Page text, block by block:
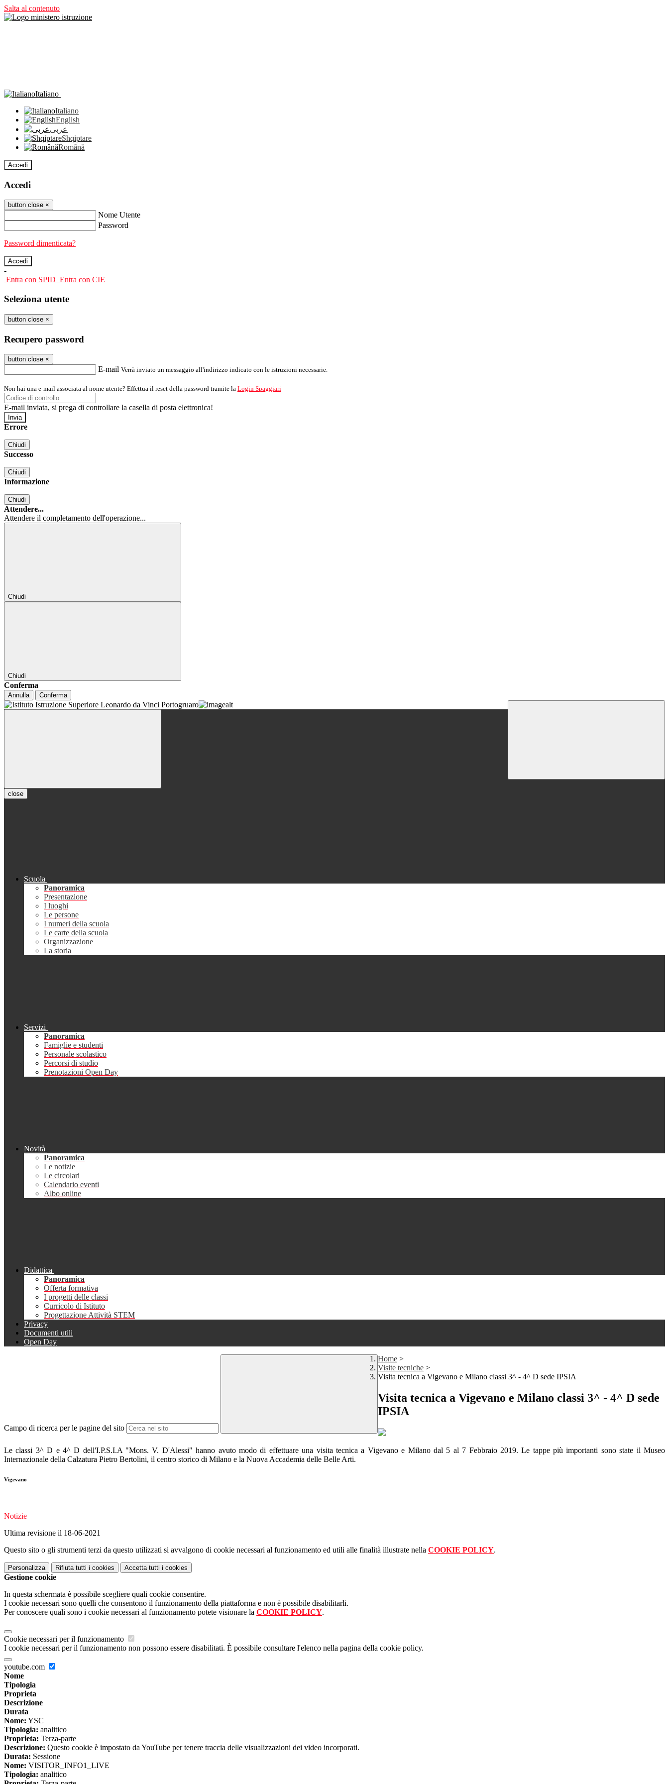
Salta al contenuto
Italiano
Italiano
English
عربى
Shqiptare
Română
Accedi
Accedi
button close ×
Nome Utente
Password
Password dimenticata?
-
Entra con SPID Entra con CIE
Seleziona utente
button close ×
Recupero password
button close ×
E-mail Verrà inviato un messaggio all'indirizzo indicato con le istruzioni necessarie.
Non hai una e-mail associata al nome utente? Effettua il reset della password tramite la Login Spaggiari
E-mail inviata, si prega di controllare la casella di posta elettronica!
Errore
Chiudi
Successo
Chiudi
Informazione
Chiudi
Attendere...
Attendere il completamento dell'operazione...
Chiudi
Chiudi
Conferma
Annulla Conferma
close
Scuola
Panoramica
Presentazione
I luoghi
Le persone
I numeri della scuola
Le carte della scuola
Organizzazione
La storia
Servizi
Panoramica
Famiglie e studenti
Personale scolastico
Percorsi di studio
Prenotazioni Open Day
Novità
Panoramica
Le notizie
Le circolari
Calendario eventi
Albo online
Didattica
Panoramica
Offerta formativa
I progetti delle classi
Curricolo di Istituto
Progettazione Attività STEM
Privacy
Documenti utili
Open Day
Campo di ricerca per le pagine del sito
Home >
Visite tecniche >
Visita tecnica a Vigevano e Milano classi 3^ - 4^ D sede IPSIA
Visita tecnica a Vigevano e Milano classi 3^ - 4^ D sede
IPSIA
Le classi 3^ D e 4^ D dell'I.P.S.I.A "Mons. V. D'Alessi" hanno avuto modo di effettuare una visita tecnica a Vigevano e Milano dal 5 al 7 Febbraio 2019. Le tappe più importanti sono state il Museo
Internazionale della Calzatura Pietro Bertolini, il centro storico di Milano e la Nuova Accademia delle Belle Arti.
Vigevano
Notizie
Ultima revisione il 18-06-2021
Questo sito o gli strumenti terzi da questo utilizzati si avvalgono di cookie necessari al funzionamento ed utili alle finalità illustrate nella COOKIE POLICY.
Personalizza Rifiuta tutti i cookies Accetta tutti i cookies
Gestione cookie
In questa schermata è possibile scegliere quali cookie consentire.
I cookie necessari sono quelli che consentono il funzionamento della piattaforma e non è possibile disabilitarli.
Per conoscere quali sono i cookie necessari al funzionamento potete visionare la COOKIE POLICY.
Cookie necessari per il funzionamento
I cookie necessari per il funzionamento non possono essere disabilitati. È possibile consultare l'elenco nella pagina della cookie policy.
youtube.com
Nome
Tipologia
Proprieta
Descrizione
Durata
Nome: YSC
Tipologia: analitico
Proprieta: Terza-parte
Descrizione: Questo cookie è impostato da YouTube per tenere traccia delle visualizzazioni dei video incorporati.
Durata: Sessione
Nome: VISITOR_INFO1_LIVE
Tipologia: analitico